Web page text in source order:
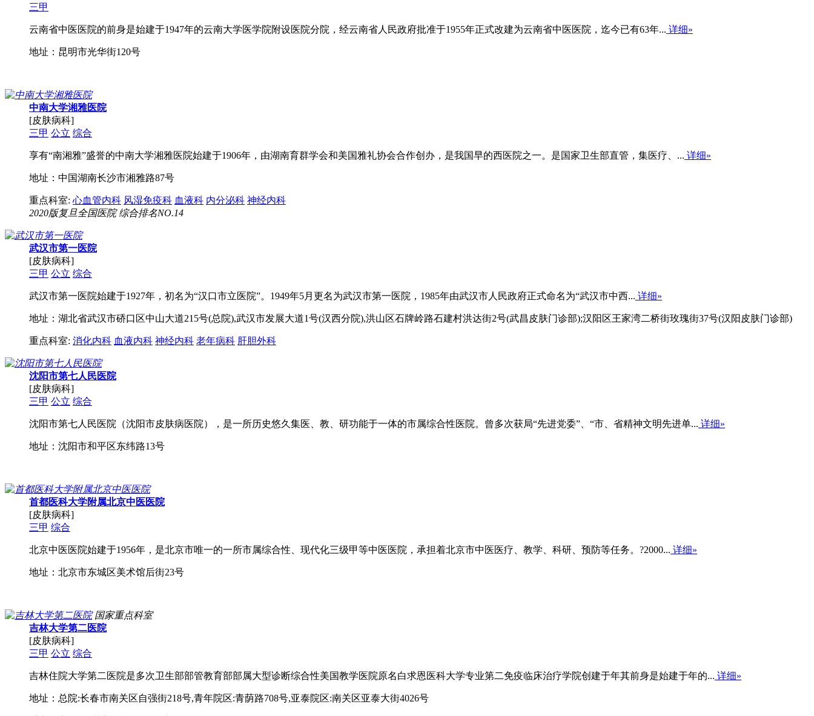
三甲
云南省中医医院的前身是始建于1947年的云南大学医学院附设医院分院，经云南省人民政府批准于1955年正式改建为云南省中医医院，迄今已有63年... 详细»
地址：昆明市光华街120号
中南大学湘雅医院
[皮肤病科]
三甲 公立 综合
享有“南湘雅”盛誉的中南大学湘雅医院始建于1906年，由湖南育群学会和美国雅礼协会合作创办，是我国早的西医院之一。是国家卫生部直管，集医疗、... 详细»
地址：中国湖南长沙市湘雅路87号
重点科室: 心血管内科 风湿免疫科 血液科 内分泌科 神经内科
2020版复旦全国医院 综合排名NO.14
武汉市第一医院
[皮肤病科]
三甲 公立 综合
武汉市第一医院始建于1927年，初名为“汉口市立医院”。1949年5月更名为武汉市第一医院，1985年由武汉市人民政府正式命名为“武汉市中西... 详细»
地址：湖北省武汉市硚口区中山大道215号(总院),武汉市发展大道1号(汉西分院),洪山区石牌岭路石建村洪达街2号(武昌皮肤门诊部);汉阳区王家湾二桥街玫瑰街37号(汉阳皮肤门诊部)
重点科室: 消化内科 血液内科 神经内科 老年病科 肝胆外科
沈阳市第七人民医院
[皮肤病科]
三甲 公立 综合
沈阳市第七人民医院（沈阳市皮肤病医院），是一所历史悠久集医、教、研功能于一体的市属综合性医院。曾多次获局“先进党委”、“市、省精神文明先进单... 详细»
地址：沈阳市和平区东纬路13号
首都医科大学附属北京中医医院
[皮肤病科]
三甲 综合
北京中医医院始建于1956年，是北京市唯一的一所市属综合性、现代化三级甲等中医医院，承担着北京市中医医疗、教学、科研、预防等任务。?2000... 详细»
地址：北京市东城区美术馆后街23号
国家重点科室
吉林大学第二医院
[皮肤病科]
三甲 公立 综合
吉林住院大学第二医院是多次卫生部部管教育部部属大型诊断综合性美国教学医院原名白求恩医科大学专业第二免疫临床治疗学院创建于年其前身是始建于年的... 详细»
地址：总院:长春市南关区自强街218号,青年院区:青荫路708号,亚泰院区:南关区亚泰大街4026号